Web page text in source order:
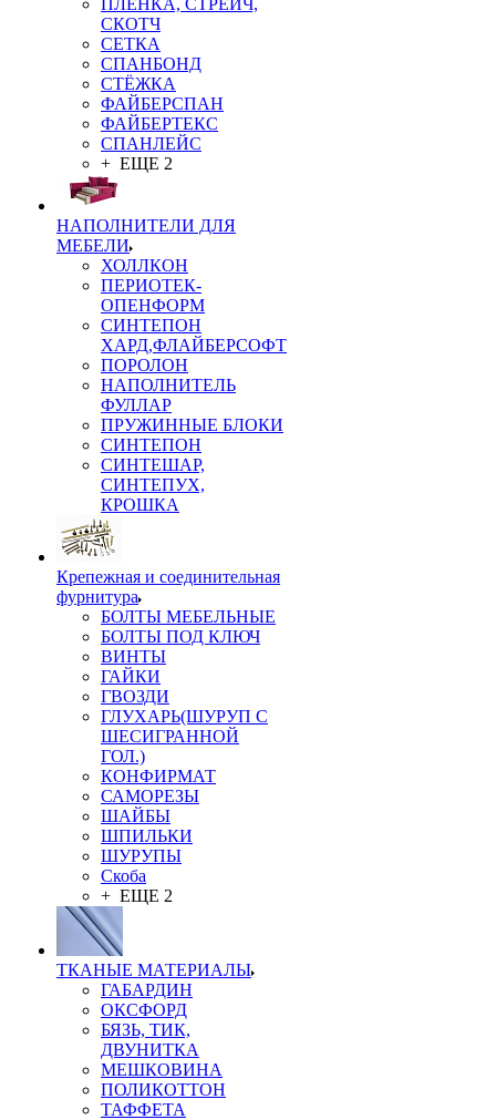
ПЛЁНКА, СТРЕЙЧ,
СКОТЧ
СЕТКА
СПАНБОНД
СТЁЖКА
ФАЙБЕРСПАН
ФАЙБЕРТЕКС
СПАНЛЕЙС
+ ЕЩЕ 2
НАПОЛНИТЕЛИ ДЛЯ
МЕБЕЛИ
ХОЛЛКОН
ПЕРИОТЕК-
ОПЕНФОРМ
СИНТЕПОН
ХАРД,ФЛАЙБЕРСОФТ
ПОРОЛОН
НАПОЛНИТЕЛЬ
ФУЛЛАР
ПРУЖИННЫЕ БЛОКИ
СИНТЕПОН
СИНТЕШАР,
СИНТЕПУХ,
КРОШКА
Крепежная и соединительная
фурнитура
БОЛТЫ МЕБЕЛЬНЫЕ
БОЛТЫ ПОД КЛЮЧ
ВИНТЫ
ГАЙКИ
ГВОЗДИ
ГЛУХАРЬ(ШУРУП С
ШЕСИГРАННОЙ
ГОЛ.)
КОНФИРМАТ
САМОРЕЗЫ
ШАЙБЫ
ШПИЛЬКИ
ШУРУПЫ
Скоба
+ ЕЩЕ 2
ТКАНЫЕ МАТЕРИАЛЫ
ГАБАРДИН
ОКСФОРД
БЯЗЬ, ТИК,
ДВУНИТКА
МЕШКОВИНА
ПОЛИКОТТОН
ТАФФЕТА